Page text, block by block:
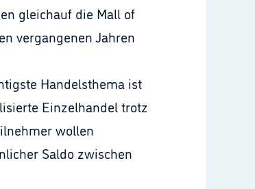
gleichauf die Mall of
vergangenen Jahren
Handelsthema ist
Einzelhandel trotz
wollen
Saldo zwischen